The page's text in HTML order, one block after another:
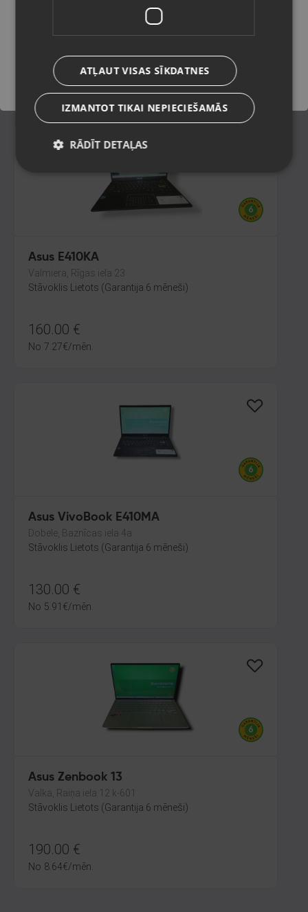
Stāvoklis Ilgstoši lietots (Garantija 14 dienas)
150.00 €
6.82€/mēn.
Asus E410KA
Valmiera, Rīgas iela 23
Stāvoklis Lietots (Garantija 6 mēneši)
160.00 €
No 7.27€/mēn.
Asus VivoBook E410MA
Dobele, Baznīcas iela 4a
Stāvoklis Lietots (Garantija 6 mēneši)
130.00 €
No 5.91 €/mēn.
Asus Zenbook 13
Valka, Raiņa iela 12 k-601
Stāvoklis Lietots (Garantija 6 mēneši)
190.00 €
No 8.64€/mēn.
Saglabāt
ATĻAUT VISAS SĪKDATNES
IZMANTOT TIKAI NEPIECIEŠAMĀS
RĀDĪT DETAĻAS